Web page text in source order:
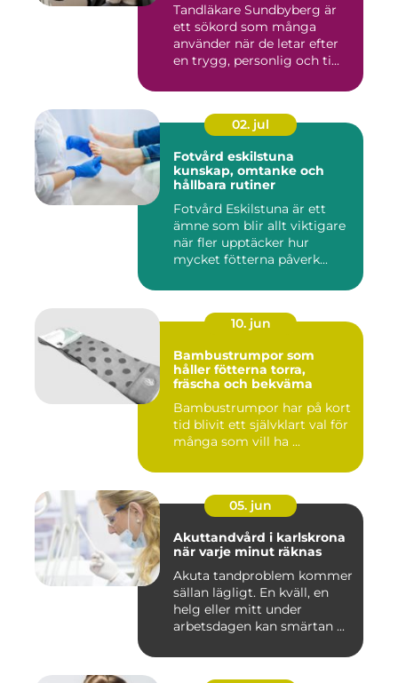
Tandläkare Sundbyberg är
ett sökord som många
använder när de letar efter
en trygg, personlig och ti...
02. jul
Fotvård eskilstuna
kunskap, omtanke och
hållbara rutiner
Fotvård Eskilstuna är ett
ämne som blir allt viktigare
när fler upptäcker hur
mycket fötterna påverk...
10. jun
Bambustrumpor som
håller fötterna torra,
fräscha och bekväma
Bambustrumpor har på kort
tid blivit ett självklart val för
många som vill ha ...
05. jun
Akuttandvård i karlskrona
när varje minut räknas
Akuta tandproblem kommer
sällan lägligt. En kväll, en
helg eller mitt under
arbetsdagen kan smärtan ...